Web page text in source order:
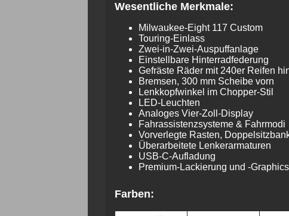
Wesentliche Merkmale:
Milwaukee-Eight 117 Custom
Touring-Einlass
Zwei-in-Zwei-Auspuffanlage
Einstellbare Hinterradfederung
Gefräste Räder mit 240er Reifen
Bremsen, 300 mm Scheibe vorn
Lenkkopfwinkel im Chopper-Stil
LED-Leuchten
Analoges Vier-Zoll-Display
Fahrassistenzsysteme & Fahrmodi
Vorverlegte Rasten,
Überarbeitete Lenkerarmaturen
USB-C-Aufladung
Premium-Lackierung und -Graphics
Farben: